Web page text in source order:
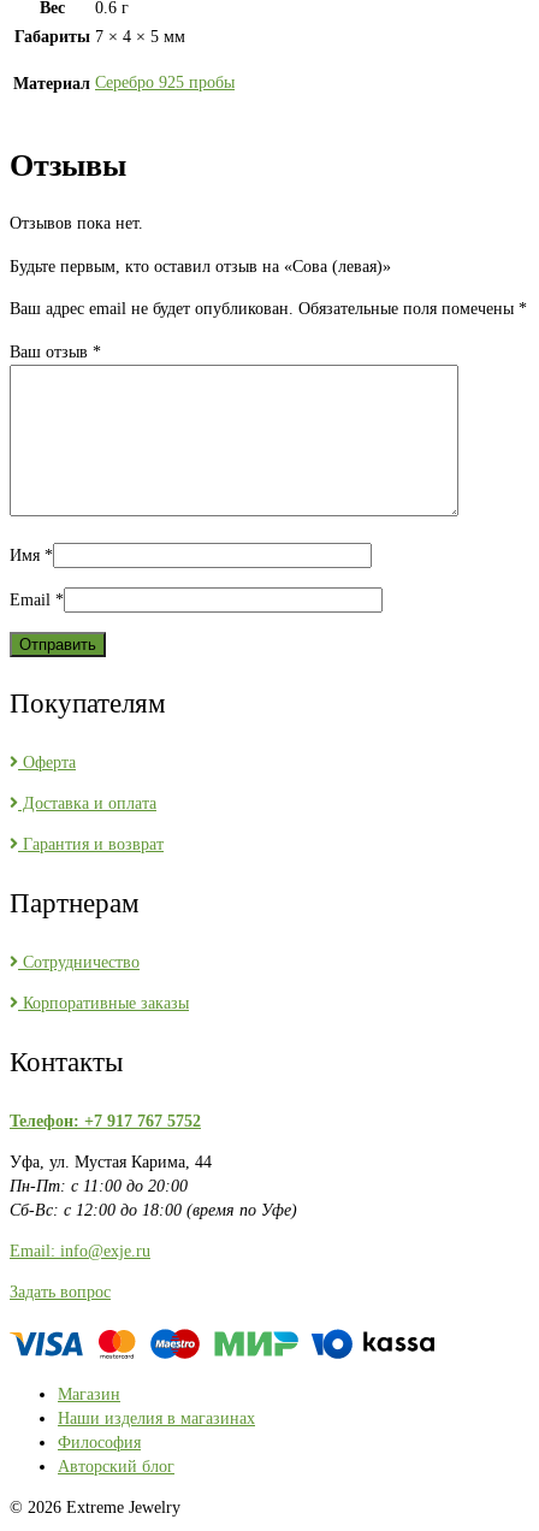
Вес
0.6 г
Габариты 7 × 4 × 5 мм
Материал Серебро 925 пробы
Отзывы
Отзывов пока нет.
Будьте первым, кто оставил отзыв на «Сова (левая)»
Ваш адрес email не будет опубликован. Обязательные поля помечены *
Ваш отзыв *
Имя *
Email *
Покупателям
Оферта
Доставка и оплата
Гарантия и возврат
Партнерам
Сотрудничество
Корпоративные заказы
Контакты
Телефон: +7 917 767 5752
Уфа, ул. Мустая Карима, 44
Пн-Пт: с 11:00 до 20:00
Сб-Вс: с 12:00 до 18:00 (время по Уфе)
Email: info@exje.ru
Задать вопрос
Магазин
Наши изделия в магазинах
Философия
Авторский блог
© 2026 Extreme Jewelry